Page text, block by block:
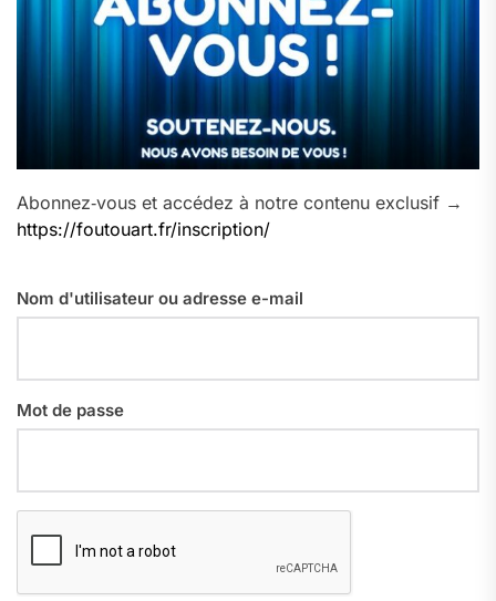
Abonnez‑vous et accédez à notre contenu exclusif →
https://foutouart.fr/inscription/
Nom d'utilisateur ou adresse e-mail
Mot de passe